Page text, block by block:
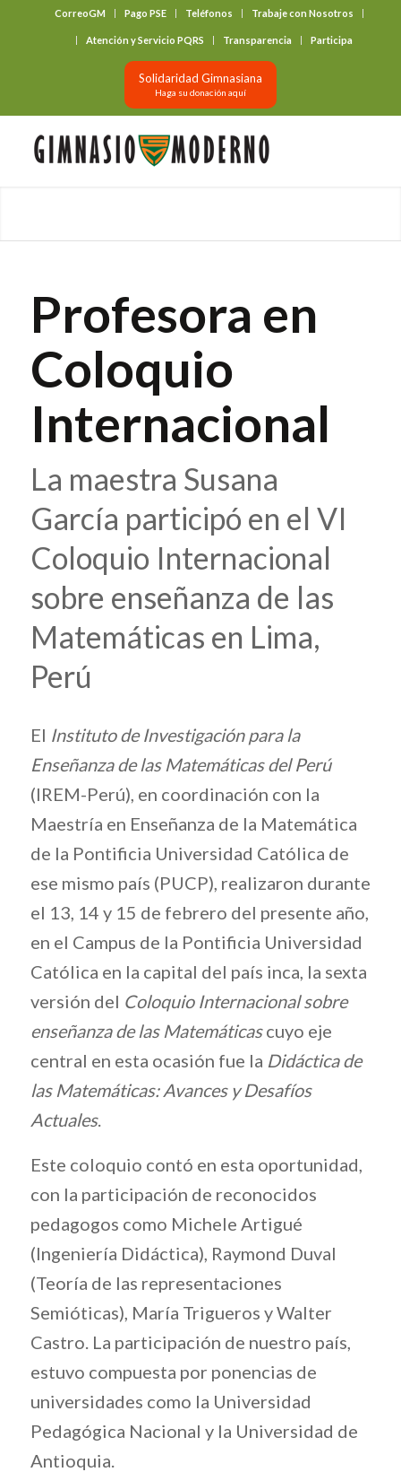
CorreoGM Pago PSE Teléfonos Trabaje con Nosotros
Atención y Servicio PQRS Transparencia Participa
Solidaridad Gimnasiana
Haga su donación aquí
Profesora en
Coloquio
Internacional
La maestra Susana
García participó en el VI
Coloquio Internacional
sobre enseñanza de las
Matemáticas en Lima,
Perú
El Instituto de Investigación para la
Enseñanza de las Matemáticas del Perú
(IREM-Perú), en coordinación con la
Maestría en Enseñanza de la Matemática
de la Pontificia Universidad Católica de
ese mismo país (PUCP), realizaron durante
el 13, 14 y 15 de febrero del presente año,
en el Campus de la Pontificia Universidad
Católica en la capital del país inca, la sexta
versión del Coloquio Internacional sobre
enseñanza de las Matemáticascuyo eje
central en esta ocasión fue la Didáctica de
las Matemáticas: Avances y Desafíos
Actuales.
Este coloquio contó en esta oportunidad,
con la participación de reconocidos
pedagogos como Michele Artigué
(Ingeniería Didáctica), Raymond Duval
(Teoría de las representaciones
Semióticas), María Trigueros y Walter
Castro. La participación de nuestro país,
estuvo compuesta por ponencias de
universidades como la Universidad
Pedagógica Nacional y la Universidad de
Antioquia.